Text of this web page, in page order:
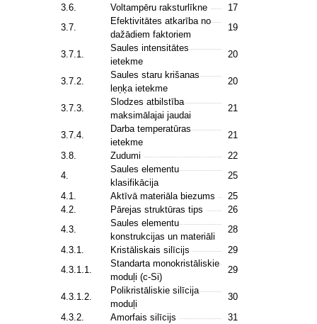
3.6.
Voltampēru raksturlīkne
17
3.7.
Efektivitātes atkarība no
dažādiem faktoriem
19
3.7.1.
Saules intensitātes
ietekme
20
3.7.2.
Saules staru krišanas
leņķa ietekme
20
3.7.3.
Slodzes atbilstība
maksimālajai jaudai
21
3.7.4.
Darba temperatūras
ietekme
21
3.8.
Zudumi
22
4.
Saules elementu
klasifikācija
25
4.1.
Aktīvā materiāla biezums
25
4.2.
Pārejas struktūras tips
26
4.3.
Saules elementu
konstrukcijas un materiāli
28
4.3.1.
Kristāliskais silīcijs
29
4.3.1.1.
Standarta monokristāliskie
moduļi (c-Si)
29
4.3.1.2.
Polikristāliskie silīcija
moduļi
30
4.3.2.
Amorfais silīcijs
31